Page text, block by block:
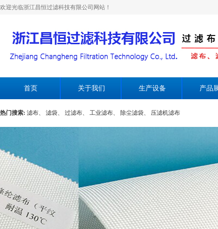
欢迎光临浙江昌恒过滤科技有限公司网站！
首页 关于我们 生产设备 产品
热门搜索: 滤布、 滤袋、 过滤布、 工业滤布、 除尘滤袋、 压滤机滤布